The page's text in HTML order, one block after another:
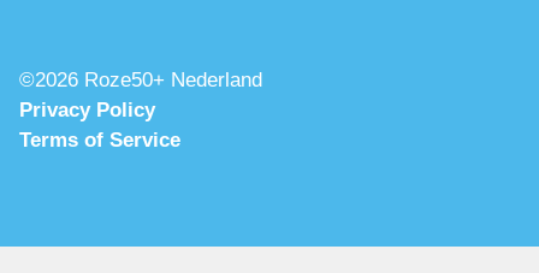
©2026 Roze50+ Nederland
Privacy Policy
Terms of Service